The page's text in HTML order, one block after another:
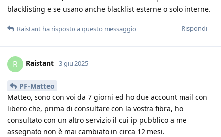
blacklisting e se usano anche blacklist esterne o solo interne.
Rispondi
Raistant ha risposto a questo messaggio
R Raistant 3 giu 2025
PF-Matteo
Matteo, sono con voi da 7 giorni ed ho due account mail con
libero che, prima di consultare con la vostra fibra, ho
consultato con un altro servizio il cui ip pubblico a me
assegnato non è mai cambiato in circa 12 mesi.